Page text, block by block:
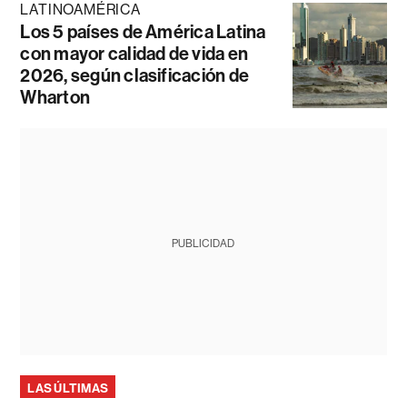
LATINOAMÉRICA
Los 5 países de América Latina
con mayor calidad de vida en
2026, según clasificación de
Wharton
PUBLICIDAD
LAS ÚLTIMAS